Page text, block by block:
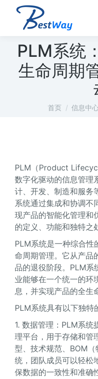
PLM系统
生命周期
您在这里：
首页 信息中
PLM（Product
数字化驱动的信息管理
计、开发、制造和服务
系统通过集成和协调不
现产品的智能化管理和
的定义、功能和独特之
PLM系统是一种综合性
命周期管理。它从产品
品的退役阶段。PLM系
业能够在一个统一的环
息，并实现产品的全生
PLM系统具有以下独特
1. 数据管理：PLM系统
理平台，用于存储和管
型、技术规范、BOM
统，团队成员可以轻松
保数据的一致性和准确